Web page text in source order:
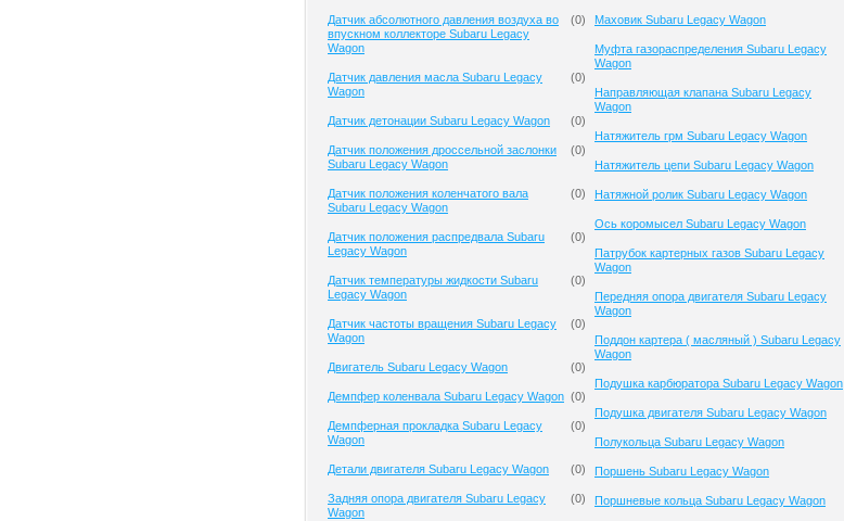
Датчик абсолютного давления воздуха во
впускном коллекторе Subaru Legacy
Wagon
(0)
Датчик давления масла Subaru Legacy
Wagon
(0)
Датчик детонации Subaru Legacy Wagon (0)
Датчик положения дроссельной заслонки
Subaru Legacy Wagon
(0)
Датчик положения коленчатого вала
Subaru Legacy Wagon
(0)
Датчик положения распредвала Subaru
Legacy Wagon
(0)
Датчик температуры жидкости Subaru
Legacy Wagon
(0)
Датчик частоты вращения Subaru Legacy
Wagon
(0)
Двигатель Subaru Legacy Wagon (0)
Демпфер коленвала Subaru Legacy Wagon (0)
Демпферная прокладка Subaru Legacy
Wagon
(0)
Детали двигателя Subaru Legacy Wagon (0)
Задняя опора двигателя Subaru Legacy
Wagon
(0)
Маховик Subaru Legacy Wagon
Муфта газораспределения Subaru Legacy
Wagon
Направляющая клапана Subaru Legacy
Wagon
Натяжитель грм Subaru Legacy Wagon
Натяжитель цепи Subaru Legacy Wagon
Натяжной ролик Subaru Legacy Wagon
Ось коромысел Subaru Legacy Wagon
Патрубок картерных газов Subaru Legacy
Wagon
Передняя опора двигателя Subaru Legacy
Wagon
Поддон картера ( масляный ) Subaru Legacy
Wagon
Подушка карбюратора Subaru Legacy Wagon
Подушка двигателя Subaru Legacy Wagon
Полукольца Subaru Legacy Wagon
Поршень Subaru Legacy Wagon
Поршневые кольца Subaru Legacy Wagon